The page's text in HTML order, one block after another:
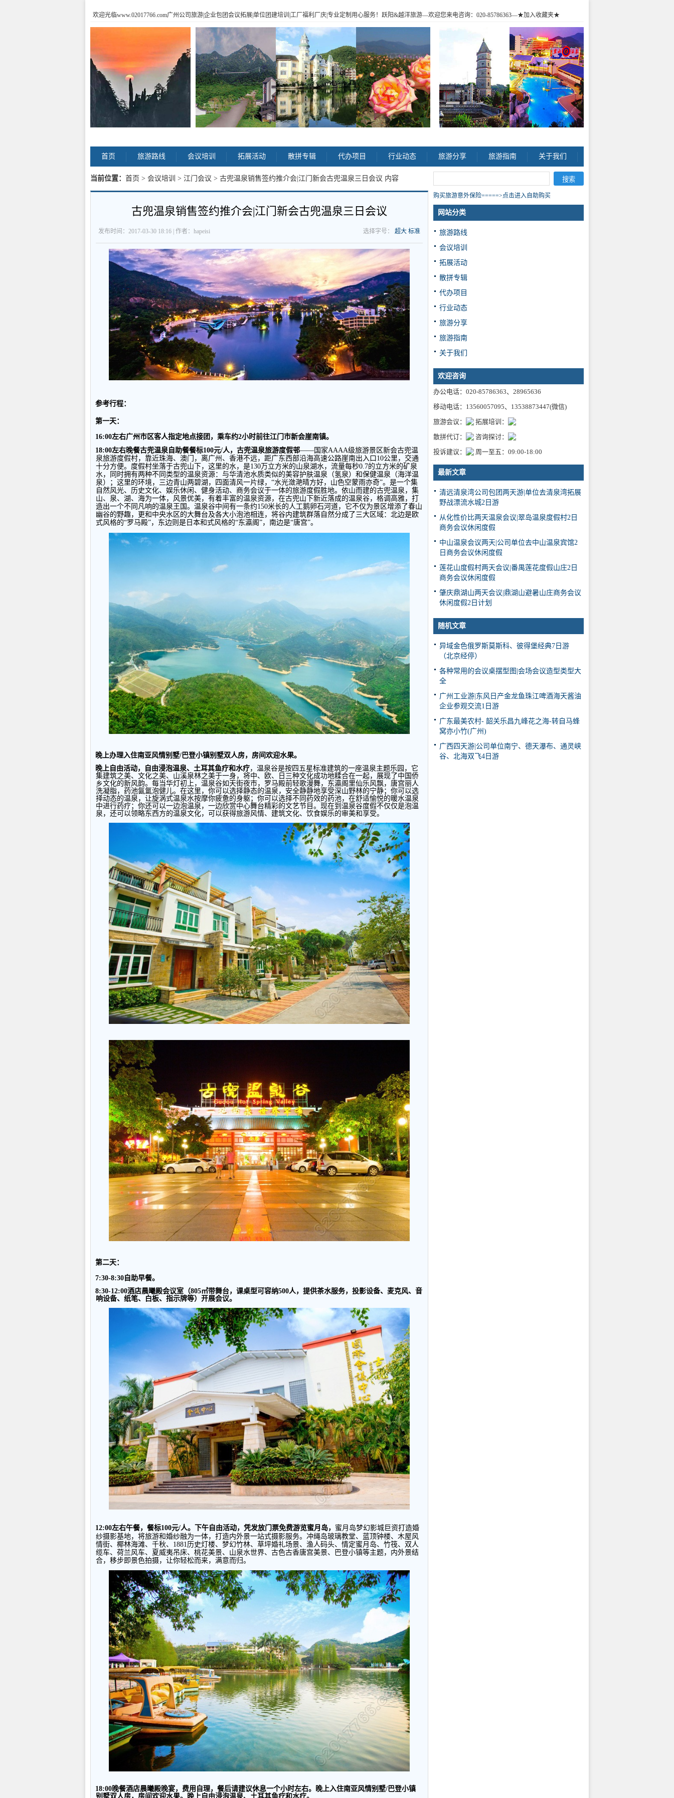
欢迎光临www.02017766.com广州公司旅游|企业包团会议拓展|单位团建培训|工厂福利厂庆|专业定制用心服务！跃阳&越洋旅游—欢迎您来电咨询：020-85786363—★加入收藏夹★
首页 旅游路线 会议培训 拓展活动 散拼专辑 代办项目 行业动态 旅游分享 旅游指南 关于我们
当前位置： 首页 > 会议培训 > 江门会议 > 古兜温泉销售签约推介会|江门新会古兜温泉三日会议 内容
古兜温泉销售签约推介会|江门新会古兜温泉三日会议
选择字号： 超大 标准
发布时间：2017-03-30 18:16 | 作者：hapeisi
参考行程：
第一天：
16:00左右广州市区客人指定地点接团，乘车约2小时前往江门市新会崖南镇。
18:00左右晚餐古兜温泉自助餐餐标100元/人，古兜温泉旅游度假邨——国家AAAA级旅游景区新会古兜温
泉旅游度假村，靠近珠海、澳门，离广州、香港不远，距广东西部沿海高速公路崖南出入口 10公里，交通
十分方便。度假村坐落于古兜山下，这里的水，是130万立方米的山泉湖水，流量每秒0.7的立方米的矿泉
水，同时拥有两种不同类型的温泉资源：与华清池水质类似的美容护肤温泉（氢泉）和保健温泉（海洋温
泉）；这里的环境，三边青山两碧湖，四面清风一片绿，“水光潋滟晴方好，山色空蒙雨亦奇”。是一个集
自然风光、历史文化、娱乐休闲、健身活动、商务会议于一体的旅游度假胜地。依山而建的古兜温泉，集
山、泉、湖、海为一体，风景优美，有着丰富的温泉资源，在古兜山下新近落成的温泉谷，格调高雅，打
造出一个不同凡响的温泉王国。温泉谷中间有一条约150米长的人工鹅卵石河道，它不仅为景区增添了春山
幽谷的野趣，更和中央水区的大舞台及各大小泡池相连，将谷内建筑群落自然分成了三大区域：北边是欧
式风格的“罗马殿”，东边则是日本和式风格的“东瀛阁”，南边是“唐宫”。
晚上办理入住南亚风情别墅/ 巴登小镇别墅双人房，房间欢迎水果。
晚上自由活动，自由浸泡温泉、土耳其鱼疗和水疗，温泉谷是按四五星标准建筑的一座温泉主题乐园，它
集建筑之美、文化之美、山溪泉林之美于一身，将中、欧、日三种文化成功地糅合在一起，展现了中国侨
乡文化的新风韵。每当华灯初上，温泉谷如天街夜市，罗马殿前轻歌漫舞，东瀛阁里仙乐风飘，唐宫丽人
洗凝脂，药池氤氲泡健儿。在这里，你可以选择静态的温泉，安全静静地享受深山野林的宁静；你可以选
择动态的温泉，让旋涡式温泉水按摩你疲惫的身躯；你可以选择不同药效的药池，在舒适愉悦的暖水温泉
中进行药疗；你还可以一边泡温泉，一边欣赏中心舞台精彩的文艺节目。现在到温泉谷度假不仅仅是泡温
泉，还可以领略东西方的温泉文化，可以获得旅游风情、建筑文化、饮食娱乐的审美和享受。
第二天：
7:30-8:30 自助早餐。
8:30-12:00酒店晨曦殿会议室（805㎡带舞台，课桌型可容纳500人，提供茶水服务，投影设备、麦克风、音
响设备、纸笔、白板、指示牌等）开展会议。
12:00左右午餐，餐标100元/人。下午自由活动，凭发放门票免费游览蜜月岛， 蜜月岛梦幻影城巨资打造婚
纱摄影基地，将旅游和婚纱融为一体，打造内外景一站式摄影服务。冲绳岛玻璃教堂、蓝顶钟楼、木屋风
情街、椰林海滩、千秋、 1881 历史灯楼、梦幻竹林、草坪婚礼场景、渔人码头、情定蜜月岛、竹筏、双人
缆车、荷兰风车、夏威夷吊床、桃花美景、山泉水世界、古色古香唐宫美景、巴登小镇等主题，内外景结
合，移步即景色拍摄，让你轻松而来，满意而归。
18:00晚餐酒店晨曦殿晚宴，费用自理，餐后请建议休息一个小时左右。晚上入住南亚风情别墅/ 巴登小镇
别墅双人房，房间欢迎水果。晚上自由浸泡温泉、土耳其鱼疗和水疗。
购买旅游意外保险=====>点击进入自助购买
网站分类
旅游路线
会议培训
拓展活动
散拼专辑
代办项目
行业动态
旅游分享
旅游指南
关于我们
欢迎咨询
办公电话：020-85786363、28965636
移动电话：13560057095、13538873447(微信)
旅游会议：
拓展培训：
散拼代订：
咨询探讨：
投诉建议：
周一至五：09:00-18:00
最新文章
清远清泉湾公司包团两天游|单位去清泉湾拓展
野战漂流水城2日游
从化性价比两天温泉会议|翠岛温泉度假村2日
商务会议休闲度假
中山温泉会议两天|公司单位去中山温泉宾馆2
日商务会议休闲度假
莲花山度假村两天会议|番禺莲花度假山庄2日
商务会议休闲度假
肇庆鼎湖山两天会议|鼎湖山避暑山庄商务会议
休闲度假2日计划
随机文章
异域金色俄罗斯莫斯科、彼得堡经典7日游
（北京经停）
各种常用的会议桌摆型图|会场会议造型类型大
全
广州工业游|东风日产金龙鱼珠江啤酒海天酱油
企业参观交流1日游
广东最美农村- 韶关乐昌九峰花之海-转自马蜂
窝亦小竹(广州)
广西四天游|公司单位南宁、德天瀑布、通灵峡
谷、北海双飞4日游